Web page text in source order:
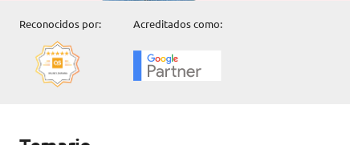
Reconocidos por: Acreditados como: